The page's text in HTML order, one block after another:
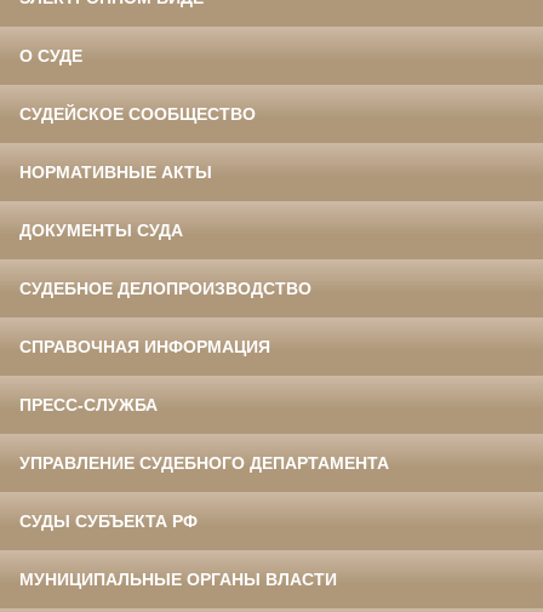
О СУДЕ
СУДЕЙСКОЕ СООБЩЕСТВО
НОРМАТИВНЫЕ АКТЫ
ДОКУМЕНТЫ СУДА
СУДЕБНОЕ ДЕЛОПРОИЗВОДСТВО
СПРАВОЧНАЯ ИНФОРМАЦИЯ
ПРЕСС-СЛУЖБА
УПРАВЛЕНИЕ СУДЕБНОГО ДЕПАРТАМЕНТА
СУДЫ СУБЪЕКТА РФ
МУНИЦИПАЛЬНЫЕ ОРГАНЫ ВЛАСТИ